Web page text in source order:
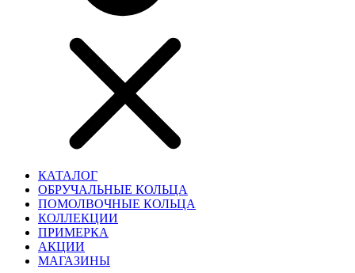
КАТАЛОГ
ОБРУЧАЛЬНЫЕ КОЛЬЦА
ПОМОЛВОЧНЫЕ КОЛЬЦА
КОЛЛЕКЦИИ
ПРИМЕРКА
АКЦИИ
МАГАЗИНЫ